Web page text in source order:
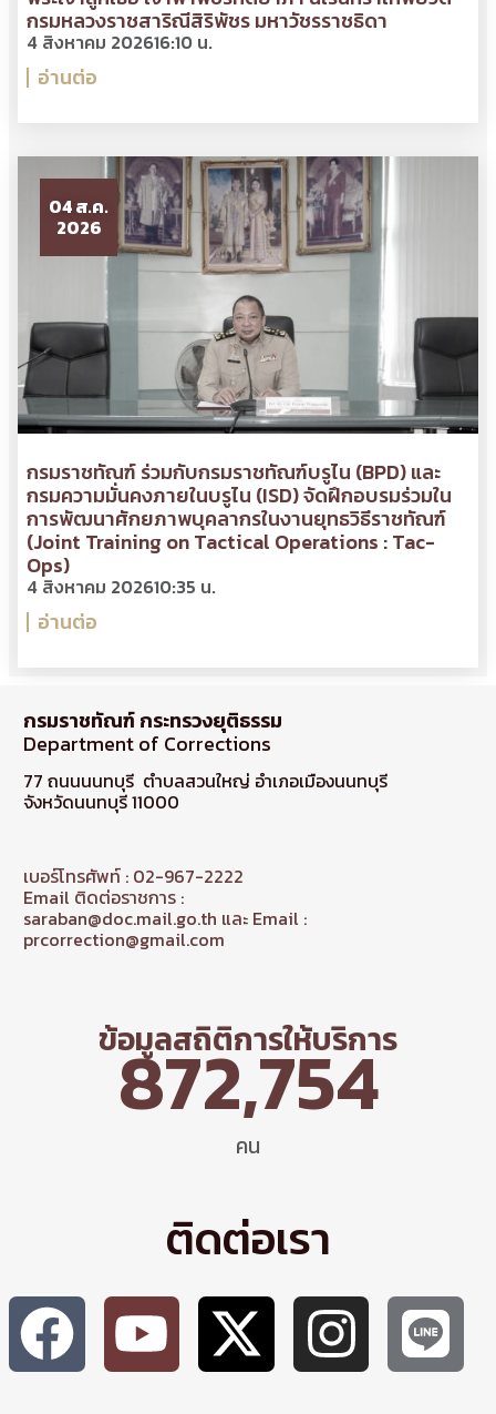
กรมหลวงราชสาริณีสิริพัชร มหาวัชรราชธิดา
4 สิงหาคม 202616:10 น.
อ่านต่อ
04 ส.ค.
2026
กรมราชทัณฑ์ ร่วมกับกรมราชทัณฑ์บรูไน (BPD) และ
กรมความมั่นคงภายในบรูไน (ISD) จัดฝึกอบรมร่วมใน
การพัฒนาศักยภาพบุคลากรในงานยุทธวิธีราชทัณฑ์
(Joint Training on Tactical Operations : Tac-
Ops)
4 สิงหาคม 202610:35 น.
อ่านต่อ
กรมราชทัณฑ์ กระทรวงยุติธรรม
Department of Corrections
77 ถนนนนทบุรี ตำบลสวนใหญ่ อำเภอเมืองนนทบุรี
จังหวัดนนทบุรี 11000
เบอร์โทรศัพท์ : 02-967-2222
Email ติดต่อราชการ :
saraban@doc.mail.go.th และ Email :
prcorrection@gmail.com
ข้อมูลสถิติการให้บริการ
คน
872,754
ติดต่อเรา